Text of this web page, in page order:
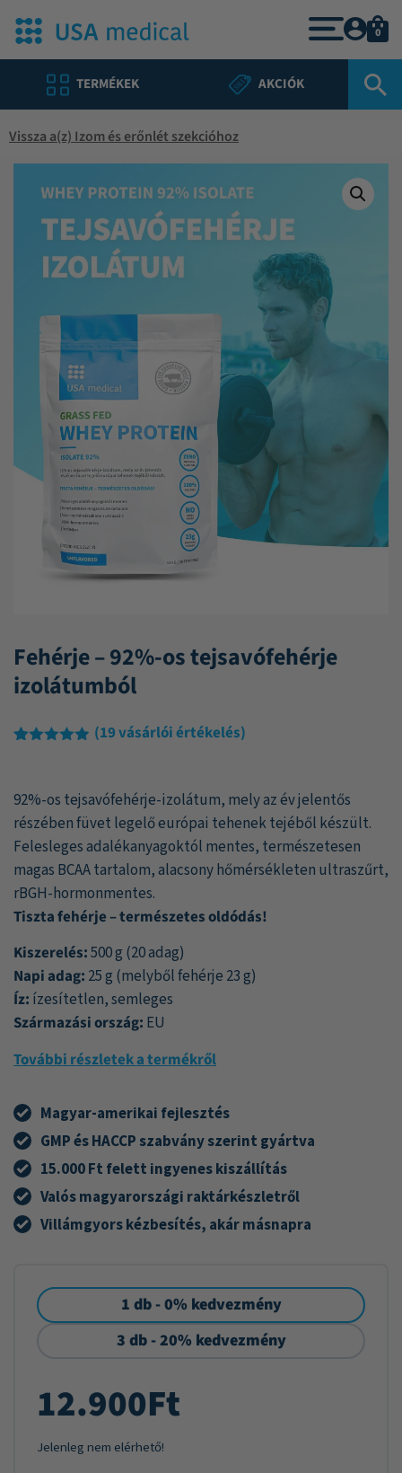
TERMÉKEK AKCIÓK
0
Vissza a(z) Izom és erőnlét szekcióhoz
Fehérje – 92%-os tejsavófehérje
izolátumból
értékelés
(19vásárlói értékelés)
92%-os tejsavófehérje-izolátum, mely az év jelentős
részében füvet legelő európai tehenek tejéből készült.
Felesleges adalékanyagoktól mentes, természetesen
magas BCAA tartalom, alacsony hőmérsékleten ultraszűrt,
rBGH-hormonmentes.
Tiszta fehérje – természetes oldódás!
Kiszerelés:500 g (20 adag)
Napi adag: 25 g (melyből fehérje 23 g)
Íz: ízesítetlen, semleges
Származási ország: EU
További részletek a termékről
Magyar-amerikai fejlesztés
GMP és HACCP szabvány szerint gyártva
15.000 Ft felett ingyenes kiszállítás
Valós magyarországi raktárkészletről
Villámgyors kézbesítés, akár másnapra
1 db - 0% kedvezmény
3 db - 20% kedvezmény
12.900Ft
Jelenleg nem elérhető!